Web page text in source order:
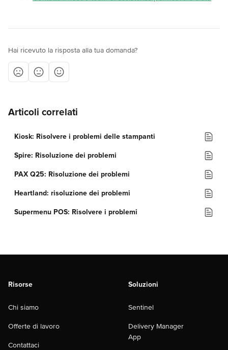
Hai ricevuto la risposta alla tua domanda?
Articoli correlati
Kiosk: Risolvere i problemi delle stampanti
Spire: Risoluzione dei problemi
PAX Q25: Risoluzione dei problemi
Heartland: risoluzione dei problemi
Supermenu POS: Risolvere i problemi
Risorse
Chi siamo
Offerte di lavoro
Contattaci
Soluzioni
Sentinel
Delivery Manager
App